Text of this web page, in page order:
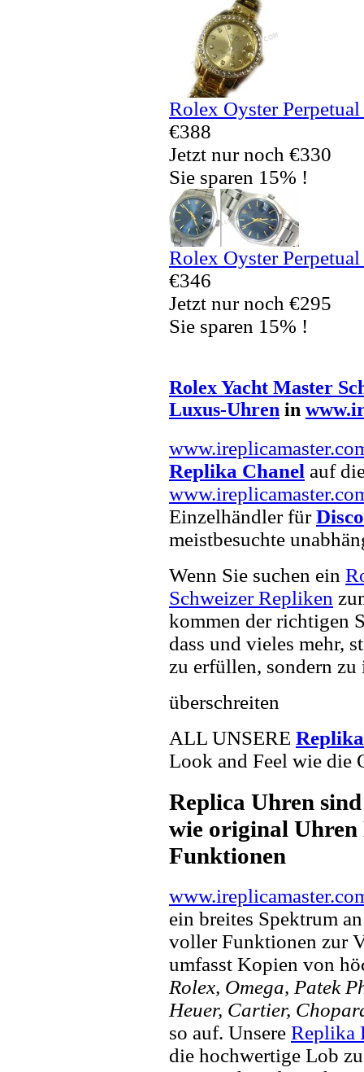
Rolex Oyster
€388
Jetzt nur noch €330
Sie sparen 15% !
Rolex Oyster
€346
Jetzt nur noch €295
Sie sparen 15% !
Rolex Yacht Master
Luxus-Uhren in
Replika Chanel auf
Einzelhändler für
meistbesuchte
Wenn Sie suchen ein
Schweizer Repliken
kommen der richtigen
dass und vieles mehr,
zu erfüllen, sondern zu
überschreiten
ALL UNSERE
Look and Feel wie die
Replica Uhren
wie original Uhren
Funktionen
ein breites Spektrum
voller Funktionen zur
umfasst Kopien von
Rolex, Omega, Patek
Heuer, Cartier,
so auf. Unsere Replika
die hochwertige Lob